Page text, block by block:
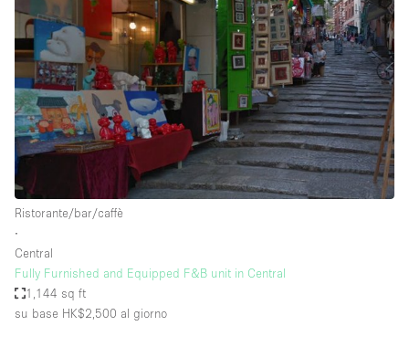
Ristorante/bar/caffè
∙
Central
Fully Furnished and Equipped F&B unit in Central
1,144 sq ft
su base HK$2,500 al giorno